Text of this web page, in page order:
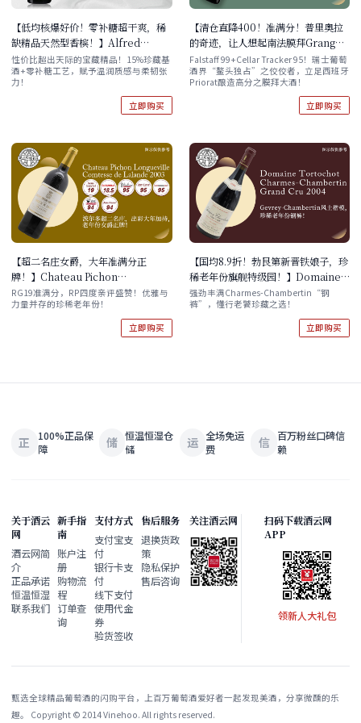
【低均核爆好价！零补糖超干爽，稀
缺精品天然型香槟！】Alfred
Gratien Brut Nature
性价比超出天际的宝藏精品！15%珍藏基
酒+零补糖工艺，赋予温润质感与柔韧张
力！
立即购买
【清仓直降400！准满分！普里奥拉
的奇迹，让人想起南法膜拜Grange
des Pères！】Viñedos Philipp
Schwander Sobre Todo Priorat
2017 现货 酒庄直出
Falstaff 99+Cellar Tracker 95！瑞士葡萄
酒界“鳌头独占”之佼佼者，立足西班牙
Priorat酿造高分之膜拜大酒！
立即购买
【超二名庄女爵，大年准满分正
牌！】Chateau Pichon
Longueville Comtesse de
Lalande 2003 现货
RG19准满分，RP四度亲评盛赞！优雅与
力量并存的珍稀老年份！
立即购买
【国均8.9折！勃艮第新晋铁娘子，珍
稀老年份旗舰特级园！】Domaine
Tortochot Charmes-
Chambertin Grand Cru 2004 现
强劲丰满Charmes-Chambertin“钢
裤”，懂行老饕珍藏之选！
立即购买
正
100%正品保
障
储 恒温恒湿仓
储
运 全场免运
费
信 百万粉丝口碑信
赖
关于酒云
网
酒云网简
介
正品承诺
恒温恒湿
联系我们
新手指
南
账户注
册
购物流
程
订单查
询
支付方式
支付宝支
付
银行卡支
付
线下支付
使用代金
券
验货签收
售后服务
退换货政
策
隐私保护
售后咨询
关注酒云网
扫码下载酒云网
APP
领新人大礼包
甄选全球精品葡萄酒的闪购平台，上百万葡萄酒爱好者一起发现美酒，分享微醺的乐
趣。 Copyright © 2014 Vinehoo. All rights reserved.